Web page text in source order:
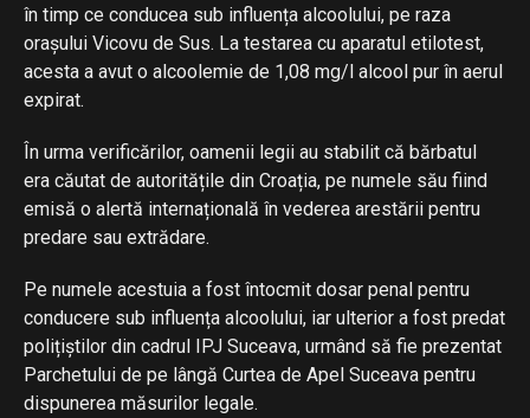
în timp ce conducea sub influența alcoolului, pe raza
orașului Vicovu de Sus. La testarea cu aparatul etilotest,
acesta a avut o alcoolemie de 1,08 mg/l alcool pur în aerul
expirat.
În urma verificărilor, oamenii legii au stabilit că bărbatul
era căutat de autoritățile din Croația, pe numele său fiind
emisă o alertă internațională în vederea arestării pentru
predare sau extrădare.
Pe numele acestuia a fost întocmit dosar penal pentru
conducere sub influența alcoolului, iar ulterior a fost predat
polițiștilor din cadrul IPJ Suceava, urmând să fie prezentat
Parchetului de pe lângă Curtea de Apel Suceava pentru
dispunerea măsurilor legale.